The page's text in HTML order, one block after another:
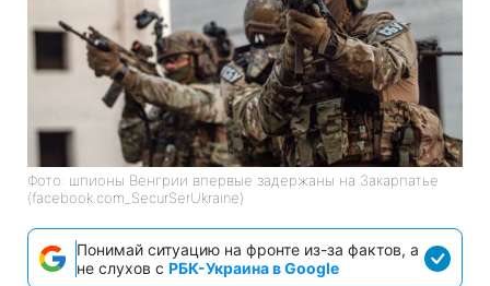
Фото: шпионы Венгрии впервые задержаны на Закарпатье
(facebook.com_SecurSerUkraine)
Понимай ситуацию на фронте из-за фактов, а
не слухов с РБК-Украина в Google